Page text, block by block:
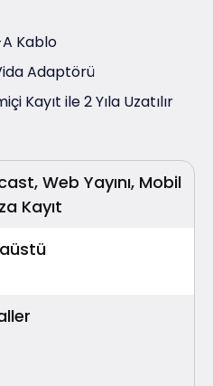
Kablo
Adaptörü
Kayıt ile 2 Yıla Uzatılır
Web Yayını, Mobil
Kayıt